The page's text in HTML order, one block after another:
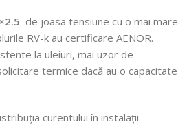
de joasa tensiune cu o mai mare
RV-k au certificare AENOR.
la uleiuri, mai uzor de
termice dacă au o capacitate
curentului în instalații